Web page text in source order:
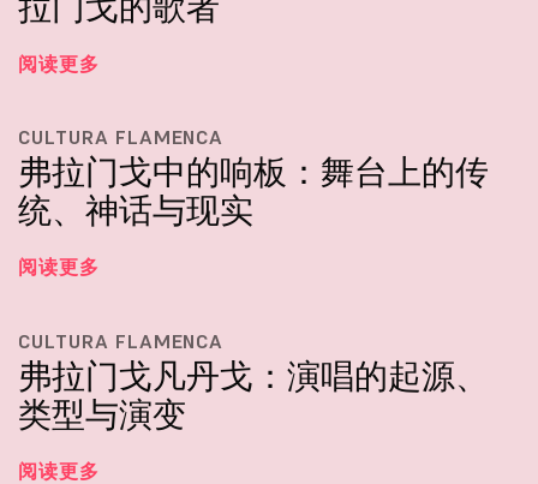
阅读更多
CULTURA FLAMENCA
弗拉门戈中的响板：舞台上的传
统、神话与现实
阅读更多
CULTURA FLAMENCA
弗拉门戈凡丹戈：演唱的起源、
类型与演变
阅读更多